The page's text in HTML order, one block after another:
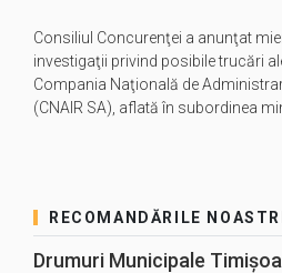
Consiliul Concurenţei a anunţat
investigaţii privind posibile trucări
Compania Naţională de
(CNAIR SA), aflată în subordinea
RECOMANDĂRILE
Drumuri Municipale